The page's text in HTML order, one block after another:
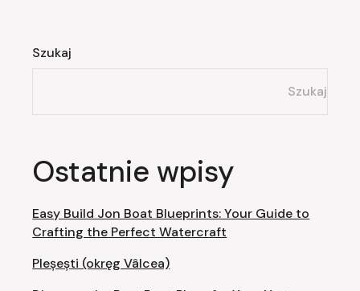
Szukaj
Szukaj
Ostatnie wpisy
Easy Build Jon Boat Blueprints: Your Guide to
Crafting the Perfect Watercraft
Pleșești (okręg Vâlcea)